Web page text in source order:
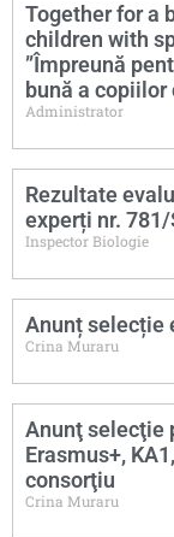
Together for a
children with
”Împreună
bună a
Administrator
Rezultate
experți nr.
Inspector Biologie
Anunț selecție
Crina Muraru
Anunţ selecţie
Erasmus+,
consorţiu
Crina Muraru